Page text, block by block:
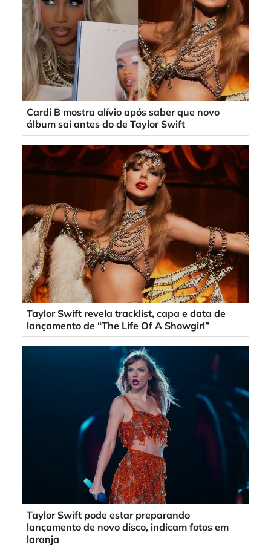
Cardi B mostra alívio após saber que novo
álbum sai antes do de Taylor Swift
Taylor Swift revela tracklist, capa e data de
lançamento de “The Life Of A Showgirl”
Taylor Swift pode estar preparando
lançamento de novo disco, indicam fotos em
laranja